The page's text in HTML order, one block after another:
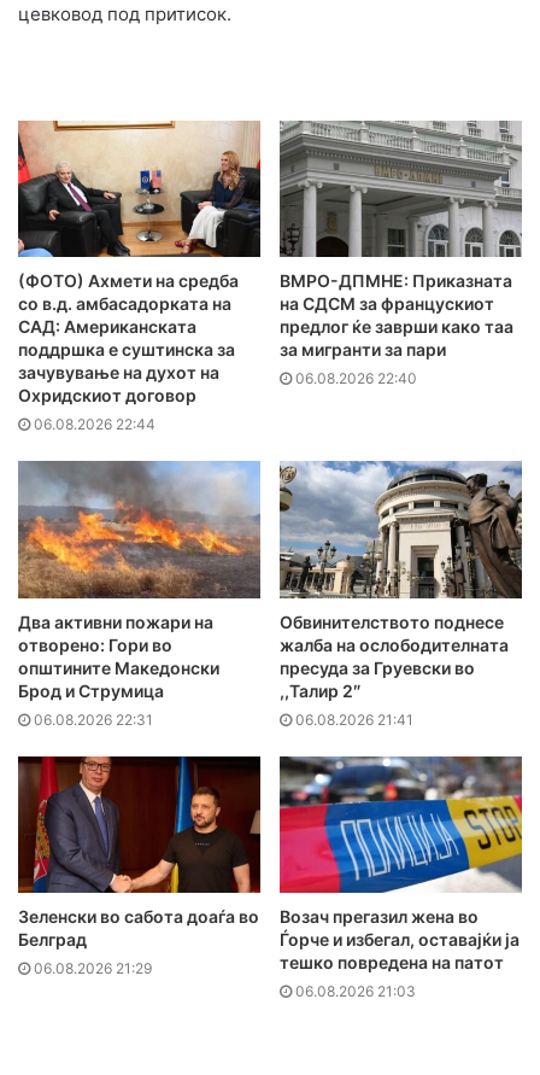
цевковод под притисок.
(ФОТО) Ахмети на средба
со в.д. амбасадорката на
САД: Американската
поддршка е суштинска за
зачувување на духот на
Охридскиот договор
06.08.2026 22:44
ВМРО-ДПМНЕ: Приказната
на СДСМ за францускиот
предлог ќе заврши како таа
за мигранти за пари
06.08.2026 22:40
Два активни пожари на
отворено: Гори во
општините Македонски
Брод и Струмица
06.08.2026 22:31
Обвинителството поднесе
жалба на ослободителната
пресуда за Груевски во
,,Талир 2″
06.08.2026 21:41
Зеленски во сабота доаѓа во
Белград
06.08.2026 21:29
Возач прегазил жена во
Ѓорче и избегал, оставајќи ја
тешко повредена на патот
06.08.2026 21:03